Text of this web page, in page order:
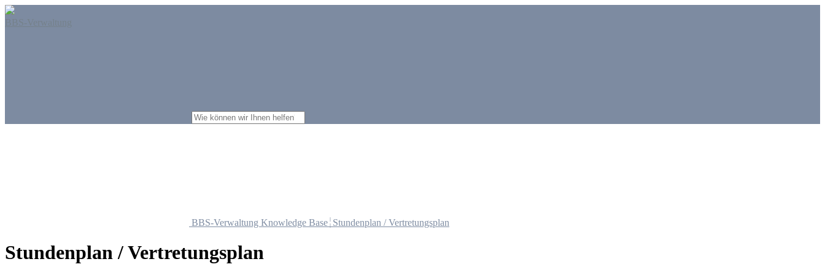
BBS-Verwaltung
BBS-Verwaltung Knowledge Base Stundenplan / Vertretungsplan
Stundenplan / Vertretungsplan